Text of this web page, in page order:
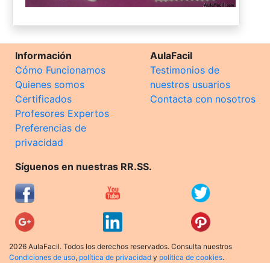
Información
Cómo Funcionamos
Quienes somos
Certificados
Profesores Expertos
Preferencias de
privacidad
AulaFacil
Testimonios de
nuestros usuarios
Contacta con nosotros
Síguenos en nuestras RR.SS.
2026 AulaFacil. Todos los derechos reservados. Consulta nuestros
Condiciones de uso, política de privacidad y política de cookies.